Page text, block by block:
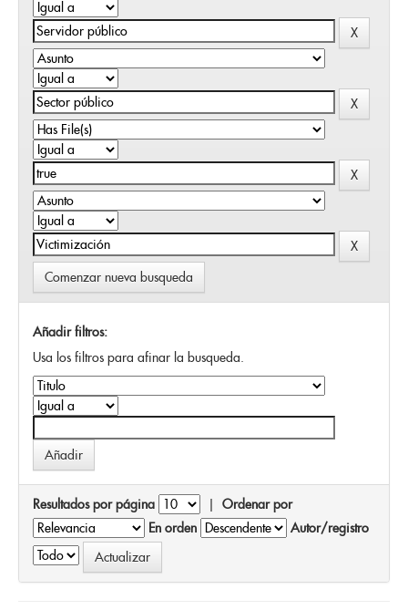
Comenzar nueva busqueda
Añadir filtros:
Usa los filtros para afinar la busqueda.
Resultados por página | Ordenar por
En orden
Autor/registro